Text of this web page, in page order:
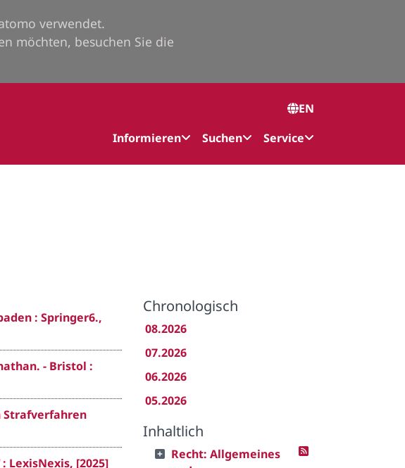
verwendet.
möchten, besuchen Sie die
EN
Informieren
Suchen Service
: Springer6.,
- Bristol :
Strafverfahren
LexisNexis, [2025]
Chronologisch
08.2026
07.2026
06.2026
05.2026
Inhaltlich
Recht: Allgemeines